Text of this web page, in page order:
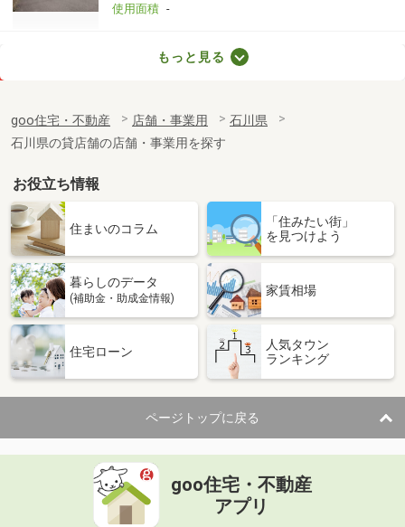
使用面積 -
石川県金沢市横川７丁目
物件種別 貸事務所
使用面積 148.16m²
石川県白山市博労１丁目
価 格
17.60万円
石川県白山市博労１丁目
物件種別 貸店舗・事務所
使用面積
128.09m²
石川県白山市米永町
住 所
石川県白山市米永町
物件種別 貸倉庫
使用面積 155.52m²
石川県小松市白嶺町１丁目
価 格
住 所
石川県小松市白嶺町１丁目
もっと見る
goo住宅・不動産 店舗・事業用
石川県
石川県の貸店舗の店舗・事業用を探す
お役立ち情報
住まいのコラム
「住みたい街」
を見つけよう
暮らしのデータ
(補助金・助成金情報)
家賃相場
住宅ローン
人気タウン
ランキング
ページトップに戻る
goo住宅・不動産
アプリ